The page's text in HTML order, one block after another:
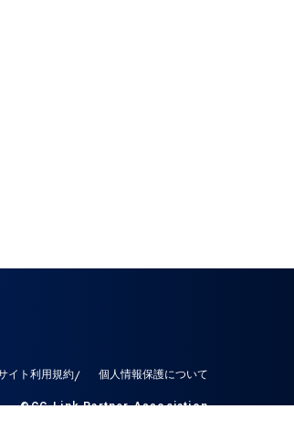
イト利用規約 個人情報保護について
©CC-Link Partner Association